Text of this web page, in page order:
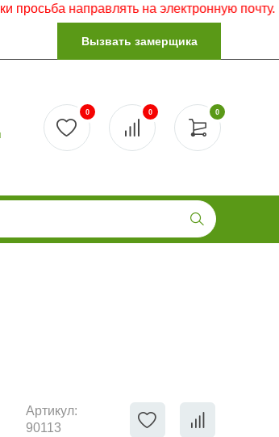
направлять на электронную почту.
Вызвать замерщика
0
0 0
Артикул:
90113